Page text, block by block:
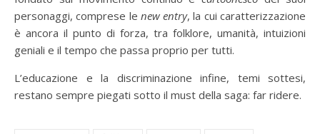
personaggi, comprese le new entry, la cui caratterizzazione
è ancora il punto di forza, tra folklore, umanità, intuizioni
geniali e il tempo che passa proprio per tutti.
L’educazione e la discriminazione infine, temi sottesi,
restano sempre piegati sotto il must della saga: far ridere.